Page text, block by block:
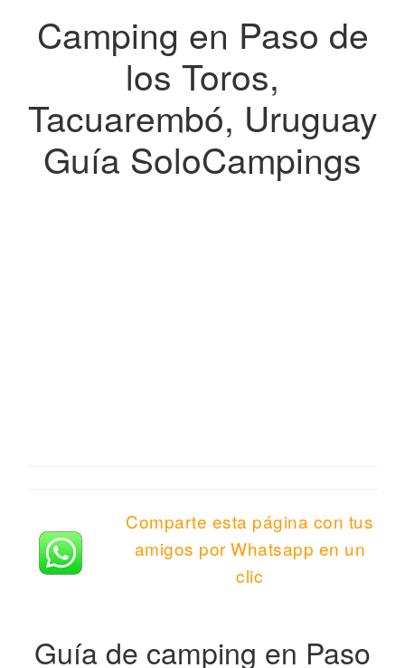
Camping en Paso de
los Toros,
Tacuarembó, Uruguay
Guía SoloCampings
Comparte esta página con tus
amigos por Whatsapp en un
clic
Guía de camping en Paso